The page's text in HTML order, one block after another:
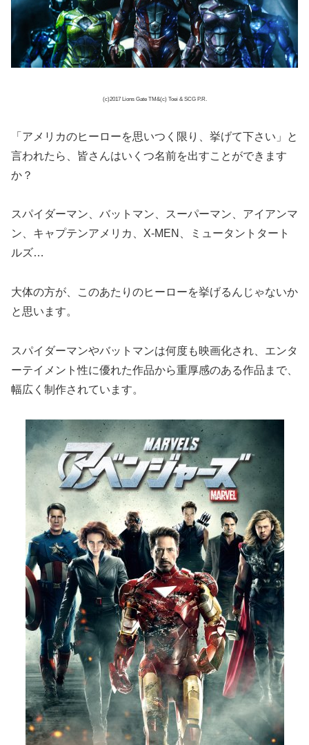
(c)2017 Lions Gate TM&(c) Toei & SCG P.R.
「アメリカのヒーローを思いつく限り、挙げて下さい」と
言われたら、皆さんはいくつ名前を出すことができます
か？
スパイダーマン、バットマン、スーパーマン、アイアンマ
ン、キャプテンアメリカ、X-MEN、ミュータントタート
ルズ…
大体の方が、このあたりのヒーローを挙げるんじゃないか
と思います。
スパイダーマンやバットマンは何度も映画化され、エンタ
ーテイメント性に優れた作品から重厚感のある作品まで、
幅広く制作されています。